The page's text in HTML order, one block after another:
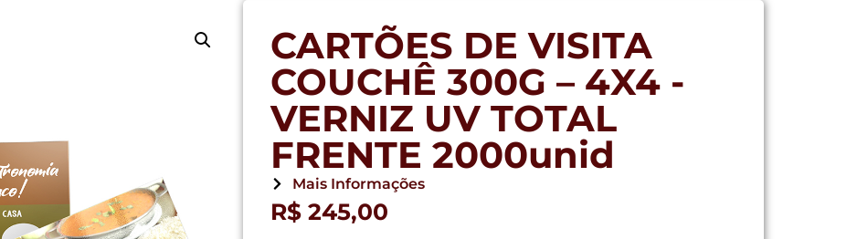
CARTÕES DE VISITA
COUCHÊ 300G – 4X4 -
VERNIZ UV TOTAL
FRENTE 2000unid
Mais Informações
R$ 245,00